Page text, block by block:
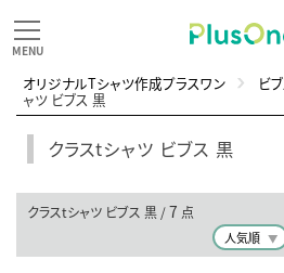
オリジナルTシャツ作成プラスワン ビ
ャツ ビブス 黒
クラスtシャツ ビブス 黒
クラスtシャツ ビブス 黒 /7 点
人気順